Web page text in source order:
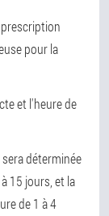
pour la
et l'heure de
déterminée
15 jours, et la
de 1 à 4